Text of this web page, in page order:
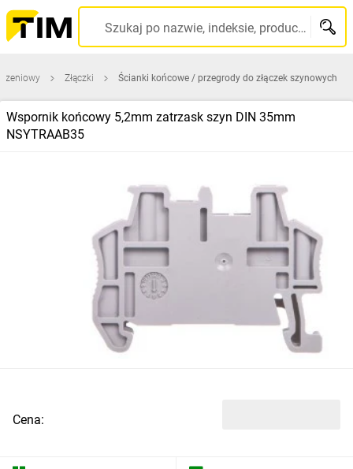
Szukaj po nazwie, indeksie, producencie, kodzie kreskowym...
Złączki Ścianki końcowe / przegrody do złączek szynowych
Wspornik końcowy 5,2mm zatrzask szyn DIN 35mm
NSYTRAAB35
Cena: